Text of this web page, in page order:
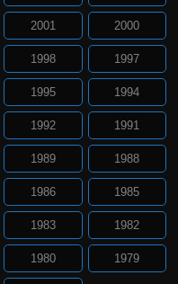
2001 2000
1998 1997
1995 1994
1992 1991
1989 1988
1986 1985
1983 1982
1980 1979